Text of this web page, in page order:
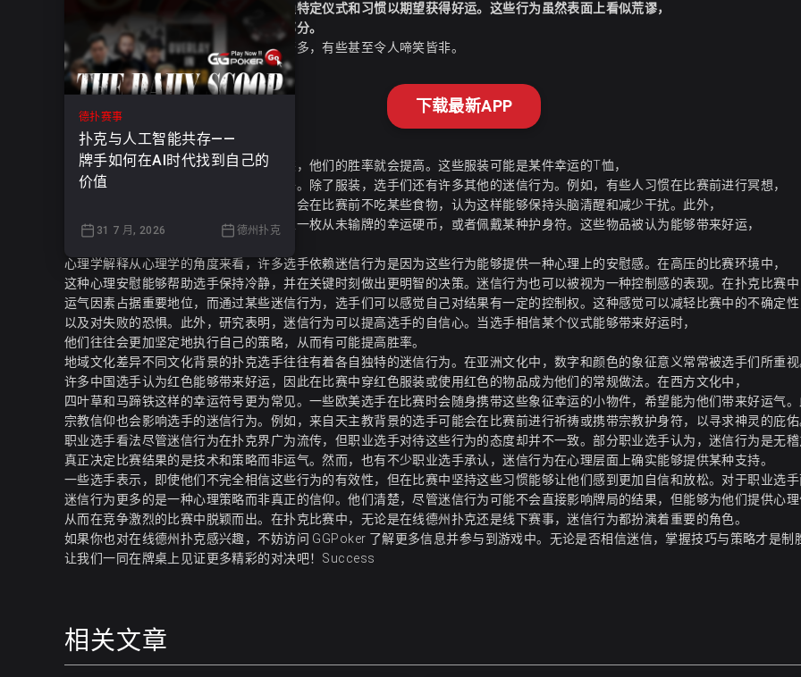
即使是在线德州扑克，也不乏选手们依赖特定仪式和习惯以期望获得好运。这些行为虽然表面上看似荒谬，
但对于许多扑克选手来说却是比赛的一部分。
常见迷信行为扑克玩家的迷信行为种类繁多，有些甚至令人啼笑皆非。
下载最新APP
许多选手相信，只要穿上特定的幸运服装，他们的胜率就会提高。这些服装可能是某件幸运的T恤，
或者是一顶在过去比赛中带来好运的帽子。除了服装，选手们还有许多其他的迷信行为。例如，有些人习惯在比赛前进行冥想，
以便集中精神和吸引好运。还有的选手则会在比赛前不吃某些食物，认为这样能够保持头脑清醒和减少干扰。此外，
一些选手还会依赖特定的物品，比如带上一枚从未输牌的幸运硬币，或者佩戴某种护身符。这些物品被认为能够带来好运，
心理学解释从心理学的角度来看，许多选手依赖迷信行为是因为这些行为能够提供一种心理上的安慰感。在高压的比赛环境中，
这种心理安慰能够帮助选手保持冷静，并在关键时刻做出更明智的决策。迷信行为也可以被视为一种控制感的表现。在扑克比赛中
运气因素占据重要地位，而通过某些迷信行为，选手们可以感觉自己对结果有一定的控制权。这种感觉可以减轻比赛中的不确定性
以及对失败的恐惧。此外，研究表明，迷信行为可以提高选手的自信心。当选手相信某个仪式能够带来好运时，
他们往往会更加坚定地执行自己的策略，从而有可能提高胜率。
地域文化差异不同文化背景的扑克选手往往有着各自独特的迷信行为。在亚洲文化中，数字和颜色的象征意义常常被选手们所重视
许多中国选手认为红色能够带来好运，因此在比赛中穿红色服装或使用红色的物品成为他们的常规做法。在西方文化中，
四叶草和马蹄铁这样的幸运符号更为常见。一些欧美选手在比赛时会随身携带这些象征幸运的小物件，希望能为他们带来好运气。
宗教信仰也会影响选手的迷信行为。例如，来自天主教背景的选手可能会在比赛前进行祈祷或携带宗教护身符，以寻求神灵的庇佑
职业选手看法尽管迷信行为在扑克界广为流传，但职业选手对待这些行为的态度却并不一致。部分职业选手认为，迷信行为是无稽
真正决定比赛结果的是技术和策略而非运气。然而，也有不少职业选手承认，迷信行为在心理层面上确实能够提供某种支持。
一些选手表示，即使他们不完全相信这些行为的有效性，但在比赛中坚持这些习惯能够让他们感到更加自信和放松。对于职业选手
迷信行为更多的是一种心理策略而非真正的信仰。他们清楚，尽管迷信行为可能不会直接影响牌局的结果，但能够为他们提供心理
从而在竞争激烈的比赛中脱颖而出。在扑克比赛中，无论是在线德州扑克还是线下赛事，迷信行为都扮演着重要的角色。
如果你也对在线德州扑克感兴趣，不妨访问 GGPoker 了解更多信息并参与到游戏中。无论是否相信迷信，掌握技巧与策略才是制
让我们一同在牌桌上见证更多精彩的对决吧！Success
相关文章
德扑赛事
扑克与人工智能共存——
牌手如何在AI时代找到自己的
价值
31 7 月, 2026 德州扑克